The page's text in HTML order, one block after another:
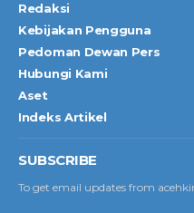
Redaksi
Kebijakan Pengguna
Pedoman Dewan Pers
Hubungi Kami
Aset
Indeks Artikel
SUBSCRIBE
To get email updates from